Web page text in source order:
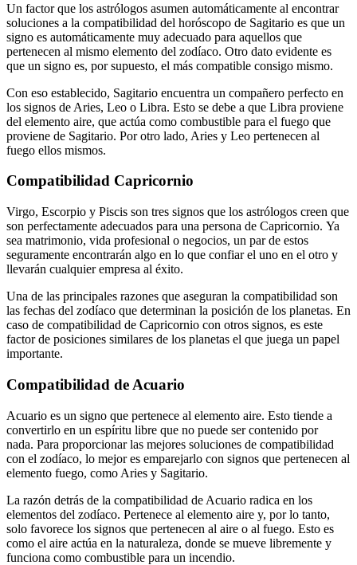
Un factor que los astrólogos asumen automáticamente al encontrar
soluciones a la compatibilidad del horóscopo de Sagitario es que un
signo es automáticamente muy adecuado para aquellos que
pertenecen al mismo elemento del zodíaco. Otro dato evidente es
que un signo es, por supuesto, el más compatible consigo mismo.
Con eso establecido, Sagitario encuentra un compañero perfecto en
los signos de Aries, Leo o Libra. Esto se debe a que Libra proviene
del elemento aire, que actúa como combustible para el fuego que
proviene de Sagitario. Por otro lado, Aries y Leo pertenecen al
fuego ellos mismos.
Compatibilidad Capricornio
Virgo, Escorpio y Piscis son tres signos que los astrólogos creen que
son perfectamente adecuados para una persona de Capricornio. Ya
sea matrimonio, vida profesional o negocios, un par de estos
seguramente encontrarán algo en lo que confiar el uno en el otro y
llevarán cualquier empresa al éxito.
Una de las principales razones que aseguran la compatibilidad son
las fechas del zodíaco que determinan la posición de los planetas. En
caso de compatibilidad de Capricornio con otros signos, es este
factor de posiciones similares de los planetas el que juega un papel
importante.
Compatibilidad de Acuario
Acuario es un signo que pertenece al elemento aire. Esto tiende a
convertirlo en un espíritu libre que no puede ser contenido por
nada. Para proporcionar las mejores soluciones de compatibilidad
con el zodíaco, lo mejor es emparejarlo con signos que pertenecen al
elemento fuego, como Aries y Sagitario.
La razón detrás de la compatibilidad de Acuario radica en los
elementos del zodíaco. Pertenece al elemento aire y, por lo tanto,
solo favorece los signos que pertenecen al aire o al fuego. Esto es
como el aire actúa en la naturaleza, donde se mueve libremente y
funciona como combustible para un incendio.